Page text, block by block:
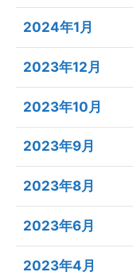
2024年1月
2023年12月
2023年10月
2023年9月
2023年8月
2023年6月
2023年4月